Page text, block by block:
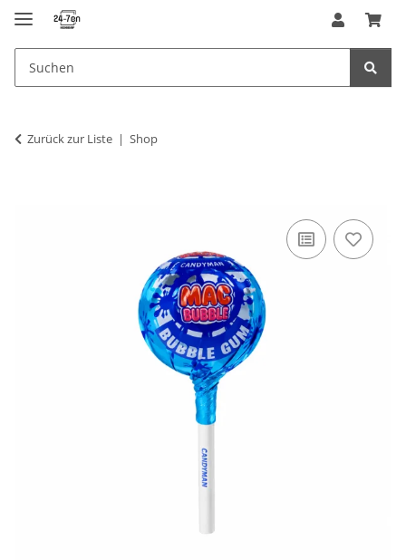
Zurück zur Liste Shop